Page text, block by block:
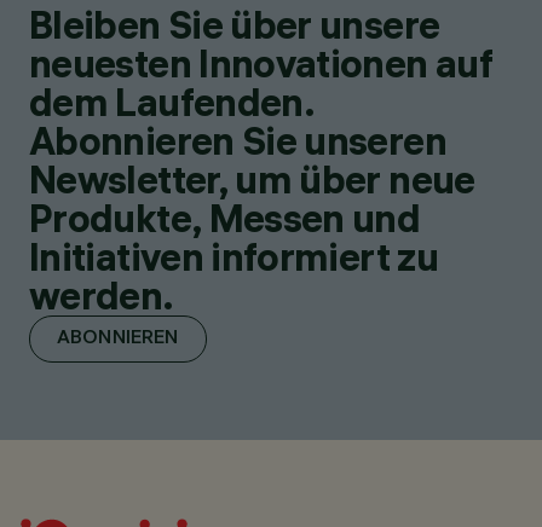
Bleiben Sie über unsere
neuesten Innovationen auf
dem Laufenden.
Abonnieren Sie unseren
Newsletter, um über neue
Produkte, Messen und
Initiativen informiert zu
werden.
ABONNIEREN